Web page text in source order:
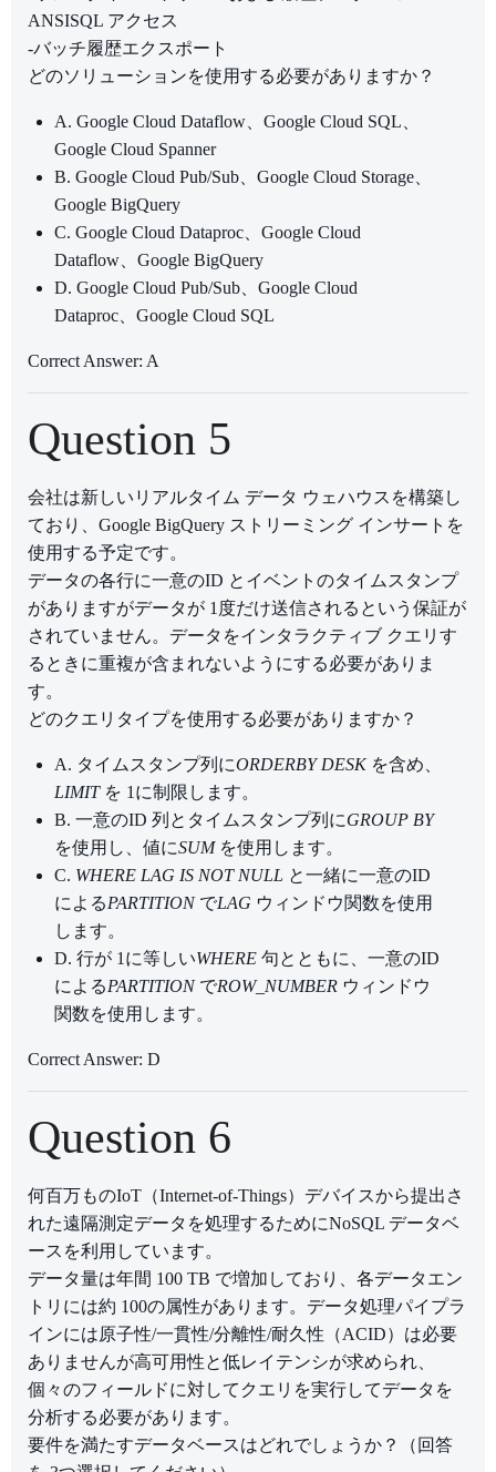
ANSISQL アクセス
-バッチ履歴エクスポート
どのソリューションを使用する必要がありますか？
A. Google Cloud Dataflow、Google Cloud SQL、
Google Cloud Spanner
B. Google Cloud Pub/Sub、Google Cloud Storage、
Google BigQuery
C. Google Cloud Dataproc、Google Cloud
Dataflow、Google BigQuery
D. Google Cloud Pub/Sub、Google Cloud
Dataproc、Google Cloud SQL
Correct Answer: A
Question 5
会社は新しいリアルタイム データ ウェハウスを構築し
ており、Google BigQuery ストリーミング インサートを
使用する予定です。
データの各行に一意のID とイベントのタイムスタンプ
がありますがデータが 1度だけ送信されるという保証が
されていません。データをインタラクティブ クエリす
るときに重複が含まれないようにする必要がありま
す。
どのクエリタイプを使用する必要がありますか？
A. タイムスタンプ列にORDERBY DESKを含め、
LIMITを 1に制限します。
B. 一意のID 列とタイムスタンプ列にGROUP BY
を使用し、値にSUMを使用します。
C. WHERE LAG IS NOT NULL と一緒に一意のID
によるPARTITIONでLAG ウィンドウ関数を使用
します。
D. 行が 1に等しいWHERE 句とともに、一意のID
によるPARTITIONでROW_NUMBER ウィンドウ
関数を使用します。
Correct Answer: D
Question 6
何百万ものIoT（Internet-of-Things）デバイスから提出さ
れた遠隔測定データを処理するためにNoSQL データベ
ースを利用しています。
データ量は年間 100 TB で増加しており、各データエン
トリには約 100の属性があります。データ処理パイプラ
インには原子性/一貫性/分離性/耐久性（ACID）は必要
ありませんが高可用性と低レイテンシが求められ、
個々のフィールドに対してクエリを実行してデータを
分析する必要があります。
要件を満たすデータベースはどれでしょうか？（回答